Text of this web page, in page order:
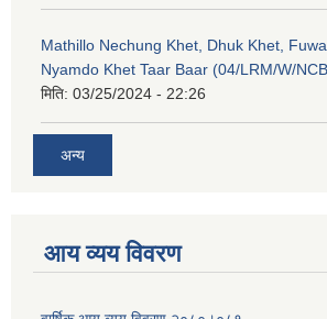
Mathillo Nechung Khet, Dhuk Khet,
Nyamdo Khet Taar Baar (04/LRM/W/
मिति: 03/25/2024 - 22:26
अन्य
आय व्यय विवरण